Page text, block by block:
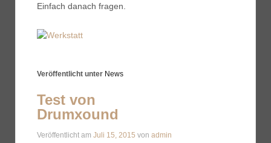
Einfach danach fragen.
Veröffentlicht unter News
Test von
Drumxound
Veröffentlicht am Juli 15, 2015 von admin